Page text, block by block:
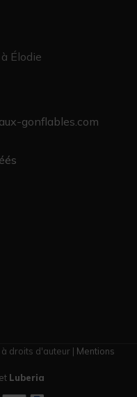
Élodie
gonflables.com
droits d'auteur | Mentions
Luberia